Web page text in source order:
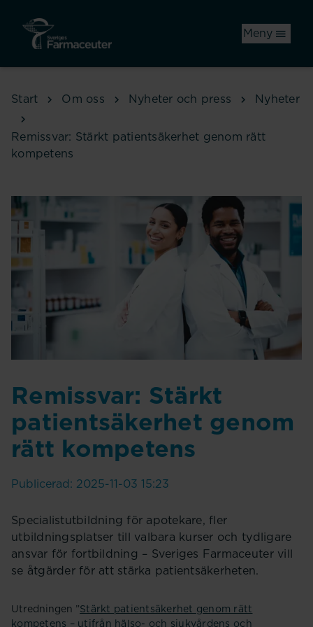
Meny
Start Om oss Nyheter och press Nyheter
Remissvar: Stärkt patientsäkerhet genom rätt
kompetens
Remissvar: Stärkt
patientsäkerhet genom
rätt kompetens
Publicerad: 2025-11-03 15:23
Specialistutbildning för apotekare, fler
utbildningsplatser till valbara kurser och tydligare
ansvar för fortbildning – Sveriges Farmaceuter vill
se åtgärder för att stärka patientsäkerheten.
Utredningen ”Stärkt patientsäkerhet genom rätt
kompetens – utifrån hälso- och sjukvårdens och